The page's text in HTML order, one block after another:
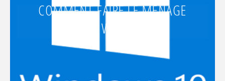
COMMENT FAIRE LE MÉNAGE
DANS WINDOWS